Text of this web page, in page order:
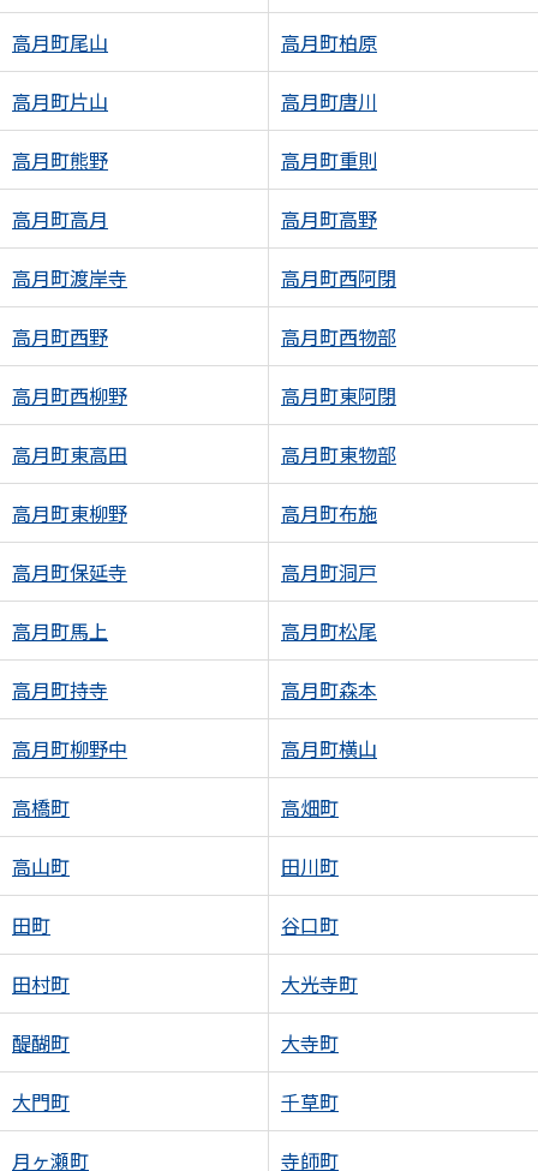
高月町尾山 高月町柏原
高月町片山 高月町唐川
高月町熊野 高月町重則
高月町高月 高月町高野
高月町渡岸寺 高月町西阿閉
高月町西野 高月町西物部
高月町西柳野 高月町東阿閉
高月町東高田 高月町東物部
高月町東柳野 高月町布施
高月町保延寺 高月町洞戸
高月町馬上 高月町松尾
高月町持寺 高月町森本
高月町柳野中 高月町横山
高橋町 高畑町
高山町 田川町
田町 谷口町
田村町 大光寺町
醍醐町 大寺町
大門町 千草町
月ヶ瀬町 寺師町